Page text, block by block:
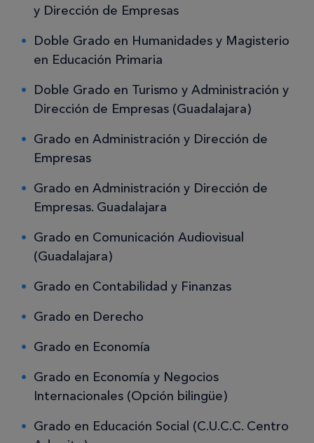
y Dirección de Empresas
Doble Grado en Humanidades y Magisterio
en Educación Primaria
Doble Grado en Turismo y Administración y
Dirección de Empresas (Guadalajara)
Grado en Administración y Dirección de
Empresas
Grado en Administración y Dirección de
Empresas. Guadalajara
Grado en Comunicación Audiovisual
(Guadalajara)
Grado en Contabilidad y Finanzas
Grado en Derecho
Grado en Economía
Grado en Economía y Negocios
Internacionales (Opción bilingüe)
Grado en Educación Social (C.U.C.C. Centro